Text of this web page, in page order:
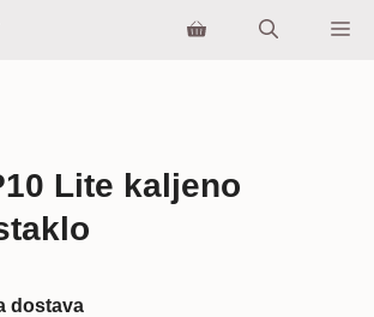
Lite kaljeno
dostava